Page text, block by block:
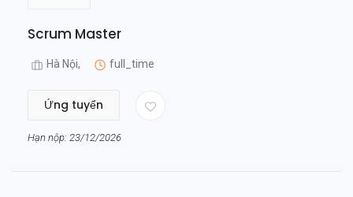
Scrum Master
Hà Nội, full_time
Ứng tuyển
Hạn nộp: 23/12/2026